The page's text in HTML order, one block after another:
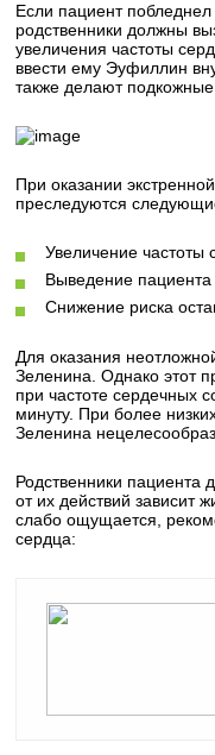
Если пациент
родственники должны
увеличения частоты
ввести ему Эуфиллин
также делают
При оказании
преследуются
Увеличение частоты
Выведение пациента
Снижение риска
Для оказания
Зеленина. Однако этот
при частоте сердечных
минуту. При более
Зеленина
Родственники пациента
от их действий зависит
слабо ощущается,
сердца: